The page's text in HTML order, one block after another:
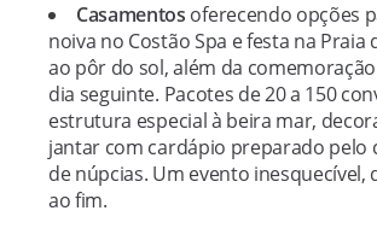
Casamentos oferecendo opções
noiva no Costão Spa e festa na Praia
ao pôr do sol, além da
dia seguinte. Pacotes de 20 a 150
estrutura especial à beira mar,
jantar com cardápio preparado pelo
de núpcias. Um evento inesquecível,
ao fim.